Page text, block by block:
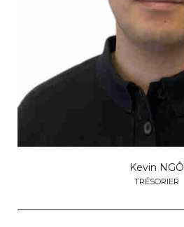
Kevin NGÔ
TRÉSORIER